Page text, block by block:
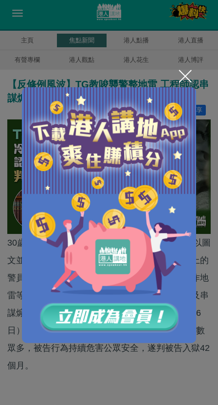
主頁 焦點新聞 港人點播 港人直播
有聲專欄 港人觀點 港人花生 港人博評
【反修例風波】TG教唆襲警整地雷 工程師認串
謀煽惑傷人等罪囚3年半
分享
讚好 10
30歲冷氣工程師在反修例風波期間，在Telegram以圖
文並茂方式提出用沙堵塞水炮車，圖「焗死」車上的
警員，又教導使用者瞄準警員頸部血管施襲和製作地
雷等武器。被告早前承認串謀煽惑他人蓄意傷人及串
謀煽惑他人製造炸藥兩罪，暫委法官劉綺雲今（26
日）在區域法院指，涉案頻道有逾2萬人訂閱，人數
眾多，被告行為持續危害公眾安全，遂判被告入獄42
個月。